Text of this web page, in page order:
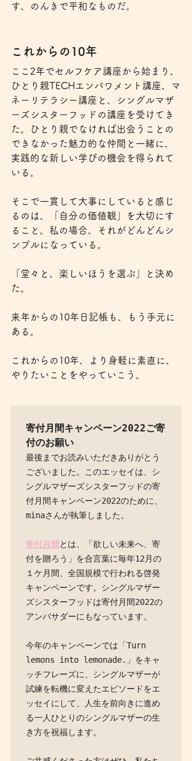
す、のんきで平和なものだ。
これからの10年
ここ2年でセルフケア講座から始まり、
ひとり親TECHエンパワメント講座、マ
ネーリテラシー講座と、シングルマザ
ーズシスターフッドの講座を受けてき
た。ひとり親でなければ出会うことの
できなかった魅力的な仲間と一緒に、
実践的な新しい学びの機会を得られて
いる。
そこで一貫して大事にしていると感じ
るのは、「自分の価値観」を大切にす
ること。私の場合、それがどんどんシ
ンプルになっている。
「堂々と、楽しいほうを選ぶ」と決め
た。
来年からの10年日記帳も、もう手元に
ある。
これからの10年、より身軽に素直に、
やりたいことをやっていこう。
寄付月間キャンペーン2022ご寄
最後までお読みいただきありがとう
ございました。このエッセイは、シ
ングルマザーズシスターフッドの寄
付月間キャンペーン2022のために、
minaさんが執筆しました。
寄付月間 とは、「欲しい未来へ、寄
付を贈ろう」を合言葉に毎年12月の
１ケ月間、全国規模で行われる啓発
キャンペーンです。シングルマザー
ズシスターフッドは寄付月間2022の
アンバサダーにもなっています。
今年のキャンペーンでは「Turn
lemons into lemonade.」をキャ
ッチフレーズに、シングルマザーが
試練を転機に変えたエピソードをエ
ッセイにして、人生を前向きに進め
る一人ひとりのシングルマザーの生
き方を祝福します。